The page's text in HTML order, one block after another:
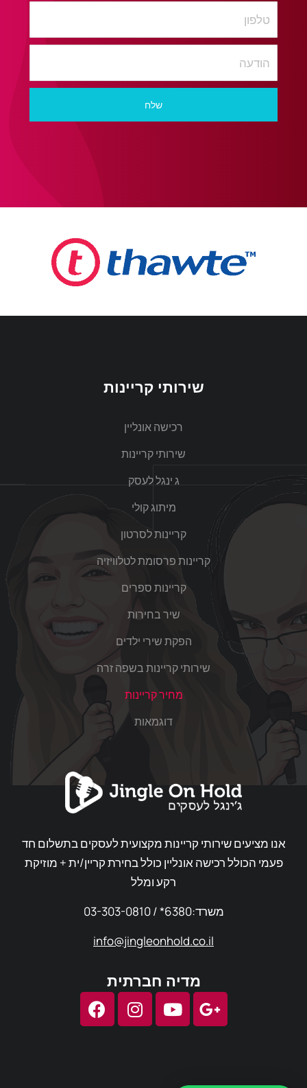
שירותי קריינות
רכישה אונליין
שירותי קריינות
ג ינגל לעסק
מיתוג קולי
קריינות לסרטון
קריינות פרסומת לטלוויזיה
קריינות ספרים
שיר בחירות
הפקת שירי ילדים
שירותי קריינות בשפה זרה
מחיר קריינות
דוגמאות
אנו מציעים שירותי קריינות מקצועית לעסקים בתשלום חד
פעמי הכולל רכישה אונליין כולל בחירת קריין/ית + מוזיקת
רקע ומלל
03-303-0810 / *6380:משרד
info@jingleonhold.co.il
מדיה חברתית